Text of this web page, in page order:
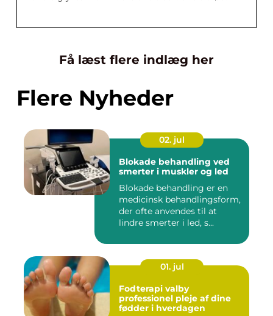
Få læst flere indlæg her
Flere Nyheder
02. jul
Blokade behandling ved
smerter i muskler og led
Blokade behandling er en
medicinsk behandlingsform,
der ofte anvendes til at
lindre smerter i led, s...
01. jul
Fodterapi valby
professionel pleje af dine
fødder i hverdagen